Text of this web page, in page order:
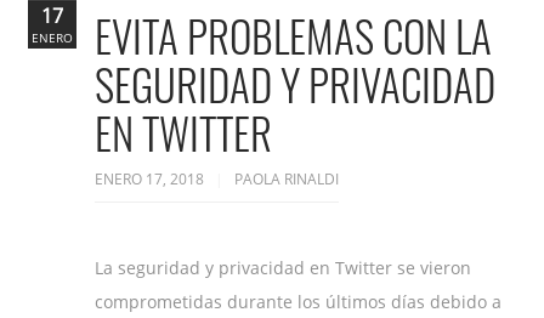
EVITA PROBLEMAS CON LA
SEGURIDAD Y PRIVACIDAD
EN TWITTER
ENERO 17, 2018 PAOLA RINALDI
La seguridad y privacidad en Twitter se vieron
comprometidas durante los últimos días debido a
17
ENERO